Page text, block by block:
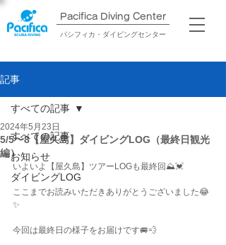
Pacifica Diving Center​
パシフィカ・ダイビングセンター
記事
すべての記事
お知らせ
ダイビングLOG
すべての記事
5/5〜8【屋久島】ダイビングLOG（最終日観光
編）
2024年5月23日
いよいよ【屋久島】ツアーLOGも最終回⛰️💓
ここまでお読みいただきありがとうございました😂
✨
今回は最終日の様子をお届けです🚐💨